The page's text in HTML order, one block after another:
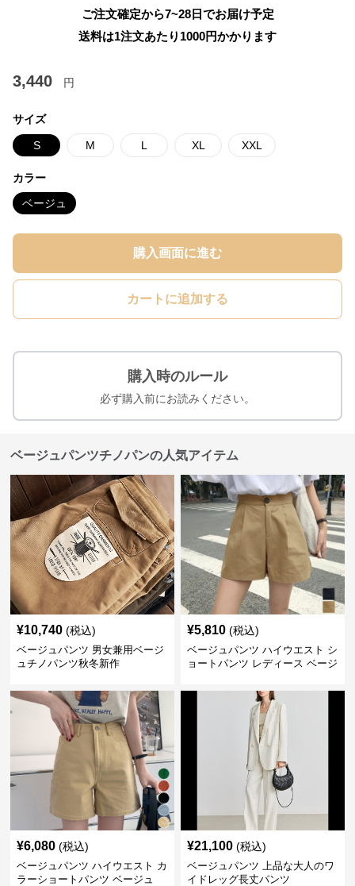
ご注文確定から7~28日でお届け予定
送料は1注文あたり 1000円かかります
3,440 円
サイズ
S M L XL XXL
カラー
ベージュ
購入画面に進む
カートに追加する
購入時のルール
必ず購入前にお読みください。
ベージュパンツチノパンの人気アイテム
¥10,740 (税込)
ベージュパンツ 男女兼用ベージ
ュチノパンツ秋冬新作
¥5,810 (税込)
ベージュパンツ ハイウエスト シ
ョートパンツ レディース ベージ
¥6,080 (税込)
ベージュパンツ ハイウエスト カ
ラーショートパンツ ベージュ
¥21,100 (税込)
ベージュパンツ 上品な大人のワ
イドレッグ長丈パンツ